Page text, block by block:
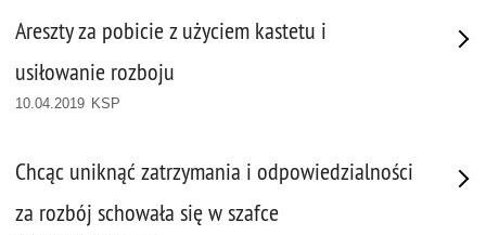
Areszty za pobicie z użyciem kastetu i
usiłowanie rozboju
10.04.2019 KSP
Chcąc uniknąć zatrzymania i odpowiedzialności
za rozbój schowała się w szafce